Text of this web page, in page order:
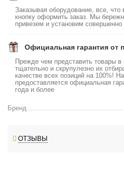
Заказывая оборудование, все,
кнопку оформить заказ. Мы
привезем и установим совершенно
Официальная гарантия от
Прежде чем представить товары
тщательно и скрупулезно их
качестве всех позиций на 100%!
предоставляется официальная
года и более
Бренд
ОТЗЫВЫ